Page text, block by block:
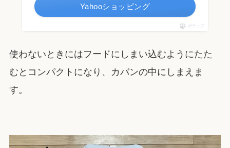
Yahooショッピング
ポチップ
使わないときにはフードにしまい込むようにたた
むとコンパクトになり、カバンの中にしまえま
す。